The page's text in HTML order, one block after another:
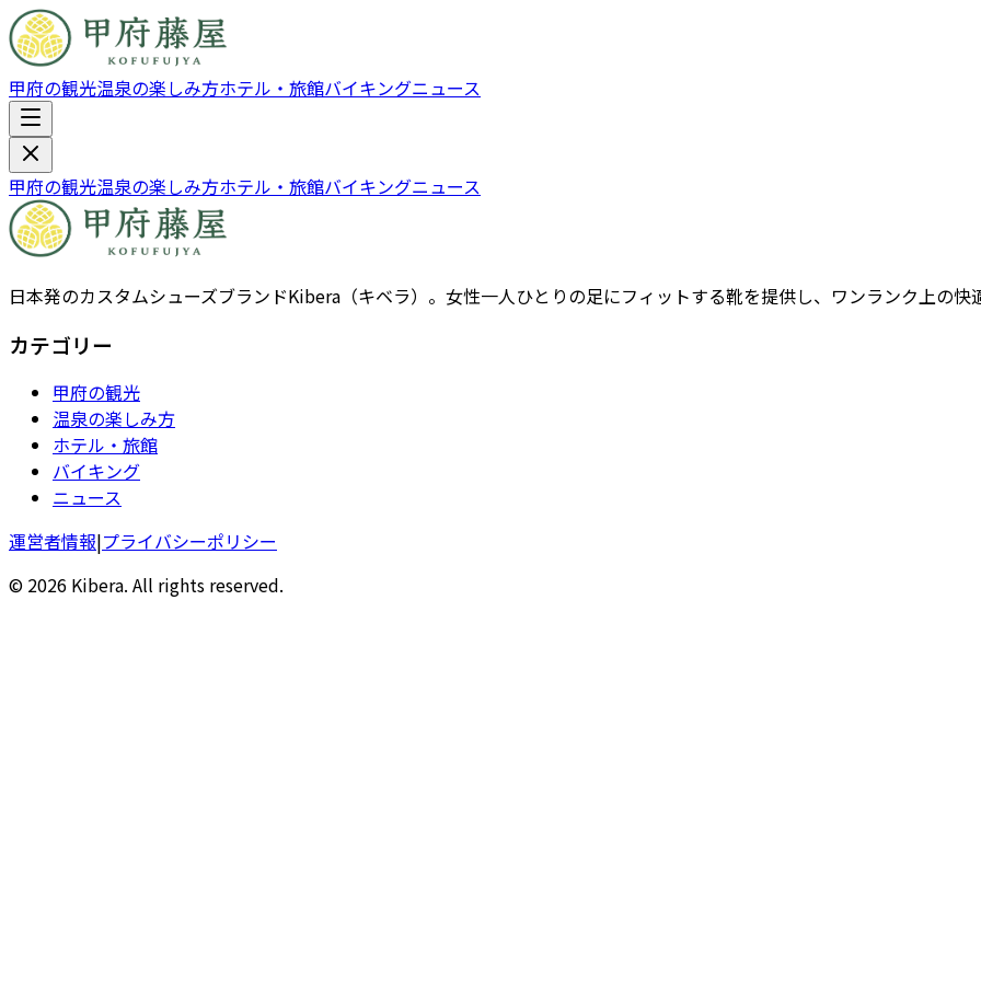
甲府の観光温泉の楽しみ方ホテル・旅館バイキングニュース
甲府の観光温泉の楽しみ方ホテル・旅館バイキングニュース
日本発のカスタムシューズブランドKibera（キベラ）。女性一人ひとりの足にフィットする靴を提供し、ワンランク上の快
カテゴリー
甲府の観光
温泉の楽しみ方
ホテル・旅館
バイキング
ニュース
運営者情報|プライバシーポリシー
© 2026 Kibera. All rights reserved.